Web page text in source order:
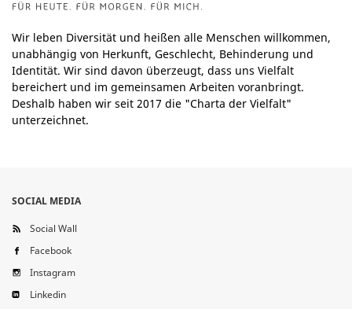
Wir leben Diversität und heißen alle Menschen willkommen,
unabhängig von Herkunft, Geschlecht, Behinderung und
Identität. Wir sind davon überzeugt, dass uns Vielfalt
bereichert und im gemeinsamen Arbeiten voranbringt.
Deshalb haben wir seit 2017 die "Charta der Vielfalt"
unterzeichnet.
SOCIAL MEDIA
Social Wall
Facebook
Instagram
Linkedin